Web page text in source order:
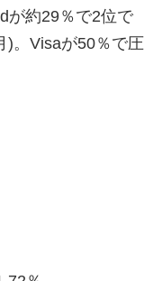
が約29％で2位で
)。Visaが50％で圧